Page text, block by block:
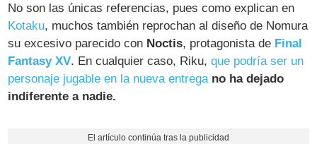
No son las únicas referencias, pues como explican en
Kotaku, muchos también reprochan al diseño de Nomura
su excesivo parecido con Noctis, protagonista de Final
Fantasy XV. En cualquier caso, Riku,que podría ser un
personaje jugable en la nueva entrega no ha dejado
indiferente a nadie.